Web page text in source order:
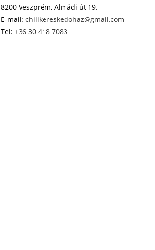
8200 Veszprém, Almádi út 19.
E-mail: chilikereskedohaz@gmail.com
Tel: +36 30 418 7083